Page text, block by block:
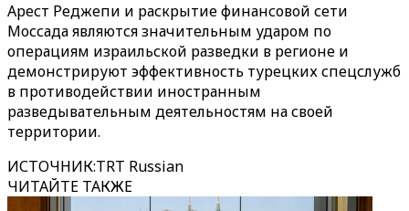
Арест Реджепи и раскрытие финансовой сети
Моссада являются значительным ударом по
операциям израильской разведки в регионе и
демонстрируют эффективность турецких спецслужб
в противодействии иностранным
разведывательным деятельностям на своей
территории.
ИСТОЧНИК:TRT Russian
ЧИТАЙТЕ ТАКЖЕ